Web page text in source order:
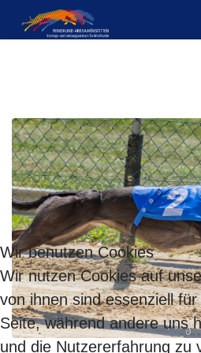
Wir benutzen Cookies
Wir nutzen Cookies auf
von ihnen sind essenziell
Seite, während andere uns
und die Nutzererfahrung zu